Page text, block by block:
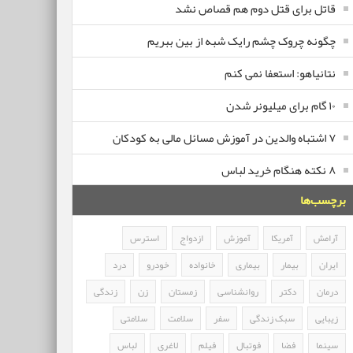
قاتل برای قتل دوم هم قصاص نشد
چگونه چروک چشم رایک شبه از بین ببریم
نتانیاهو: استعفا نمی کنم
۱۰ گام برای میلیونر شدن
۷ اشتباه والدین در آموزش مسائل مالی به کودکان
۸ نکته هنگام خرید لباس
برچسب‌ها
آرامش آمریکا آموزش ازدواج
استرس
ایران
بیمار بیماری خانواده خودرو
درد
درمان
دکتر روانشناسی زمستان زن
زندگی
زیبایی
سبک زندگی سفر سلامت
سلامتی
سینما
فضا فوتبال فیلم لاغری لباس